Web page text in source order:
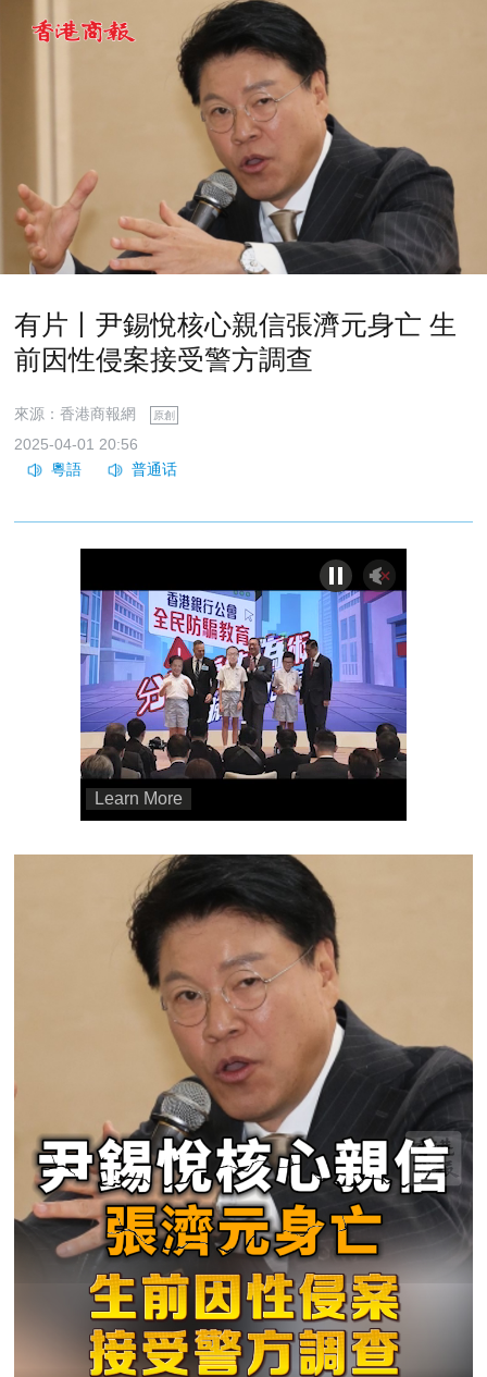
有片丨尹錫悅核心親信張濟元身亡 生
前因性侵案接受警方調查
來源：香港商報網 原創
2025-04-01 20:56